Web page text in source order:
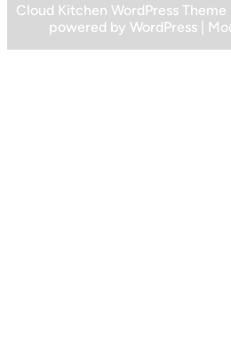
Cloud Kitchen WordPress Theme
powered by WordPress|